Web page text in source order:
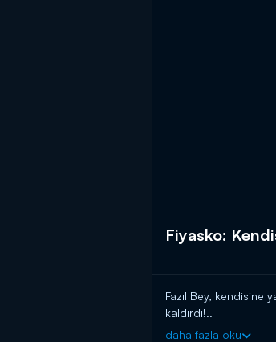
Fiyasko:
Fazıl Bey, kendisine
kaldırdı!..
daha fazla oku